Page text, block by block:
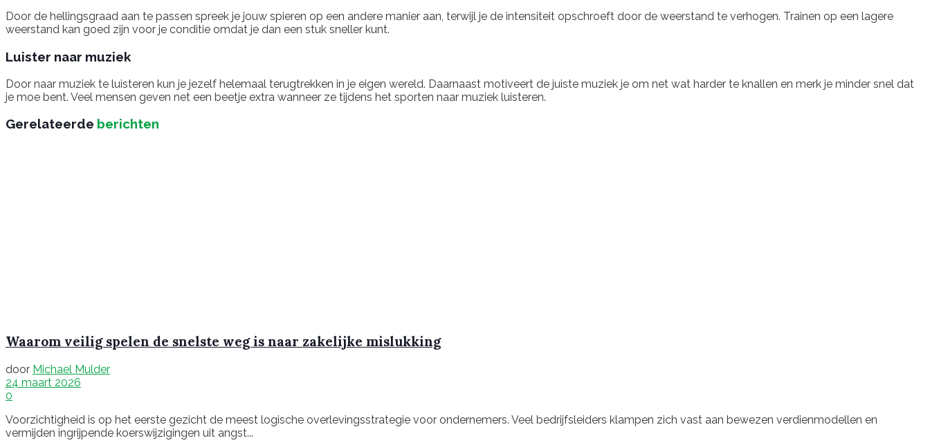
Door de hellingsgraad aan te passen spreek je jouw spieren op een andere manier aan, terwijl je de intensiteit opschroeft door de weerstand te verhogen. Trainen op een lagere
weerstand kan goed zijn voor je conditie omdat je dan een stuk sneller kunt.
Luister naar muziek
Door naar muziek te luisteren kun je jezelf helemaal terugtrekken in je eigen wereld. Daarnaast motiveert de juiste muziek je om net wat harder te knallen en merk je minder snel dat
je moe bent. Veel mensen geven net een beetje extra wanneer ze tijdens het sporten naar muziek luisteren.
Gerelateerde berichten
Waarom veilig spelen de snelste weg is naar zakelijke mislukking
door Michael Mulder
24 maart 2026
0
Voorzichtigheid is op het eerste gezicht de meest logische overlevingsstrategie voor ondernemers. Veel bedrijfsleiders klampen zich vast aan bewezen verdienmodellen en
vermijden ingrijpende koerswijzigingen uit angst...